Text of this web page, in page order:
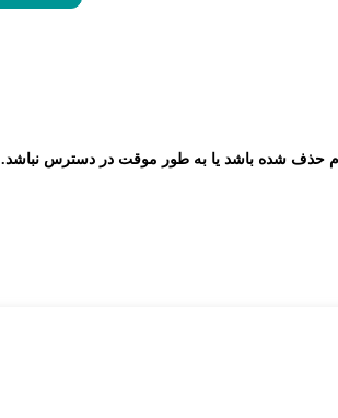
حذف شده باشد یا به طور موقت در دسترس نباشد.